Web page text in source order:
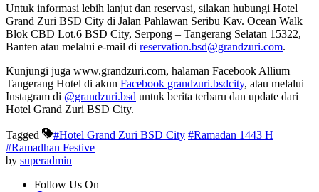
Untuk informasi lebih lanjut dan reservasi, silakan hubungi Hotel
Grand Zuri BSD City di Jalan Pahlawan Seribu Kav. Ocean Walk
Blok CBD Lot.6 BSD City, Serpong – Tangerang Selatan 15322,
Banten atau melalui e-mail di reservation.bsd@grandzuri.com.
Kunjungi juga www.grandzuri.com, halaman Facebook Allium
Tangerang Hotel di akun Facebook grandzuri.bsdcity, atau melalui
Instagram di @grandzuri.bsd untuk berita terbaru dan update dari
Hotel Grand Zuri BSD City.
Tagged #Hotel Grand Zuri BSD City #Ramadan 1443 H
#Ramadhan Festive
by superadmin
Follow Us On